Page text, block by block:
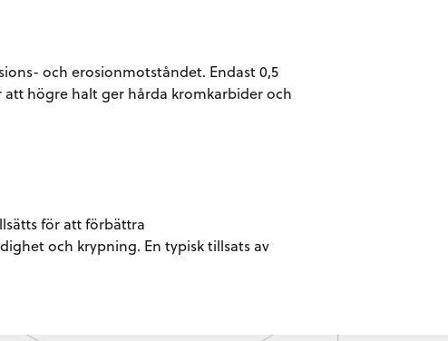
och erosionmotståndet. Endast 0,5
högre halt ger hårda kromkarbider och
för att förbättra
och krypning. En typisk tillsats av